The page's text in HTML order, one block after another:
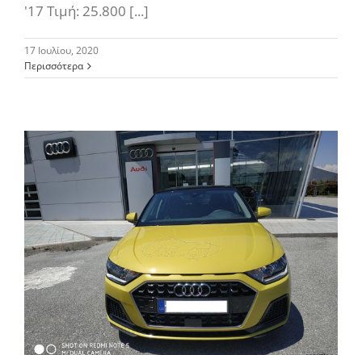
'17 Τιμή: 25.800 [...]
17 Ιουλίου, 2020
Περισσότερα